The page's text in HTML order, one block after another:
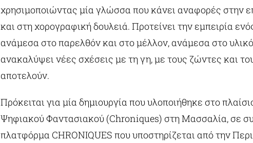
χρησιμοποιώντας μία γλώσσα που κάνει αναφορές στην
και στη χορογραφική δουλειά. Προτείνει την εμπειρία
ανάμεσα στο παρελθόν και στο μέλλον, ανάμεσα στο
ανακαλύψει νέες σχέσεις με τη γη, με τους ζώντες και
αποτελούν.
Πρόκειται για μία δημιουργία που υλοποιήθηκε στο
Ψηφιακού Φαντασιακού (Chroniques) στη Μασσαλία, σε
πλατφόρμα CHRONIQUES που υποστηρίζεται από την